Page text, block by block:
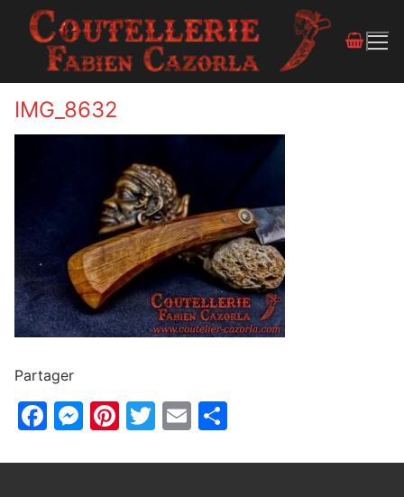
IMG_8632
Partager
Facebook
Messenger
Pinterest
Twitter
Email